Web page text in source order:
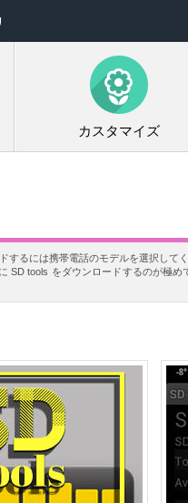
カスタマイズ
するには携帯電話のモデルを選択し
SD tools をダウンロードするのが極